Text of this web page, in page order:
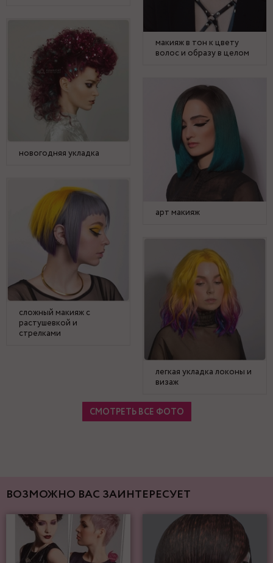
макияж в тон к цвету
волос и образу в целом
новогодняя укладка
арт макияж
сложный макияж с
растушевкой и
стрелками
легкая укладка локоны и
визаж
СМОТРЕТЬ ВСЕ ФОТО
ВОЗМОЖНО ВАС ЗАИНТЕРЕСУЕТ